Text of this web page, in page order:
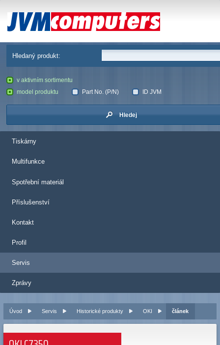
JVM Computers
Hledaný produkt:
v aktivním sortimentu
model produktu
Part No. (P/N) ID JVM
Hledej
Tiskárny
Multifunkce
Spotřební materiál
Příslušenství
Kontakt
Profil
Servis
Zprávy
Úvod Servis Historické produkty OKI článek